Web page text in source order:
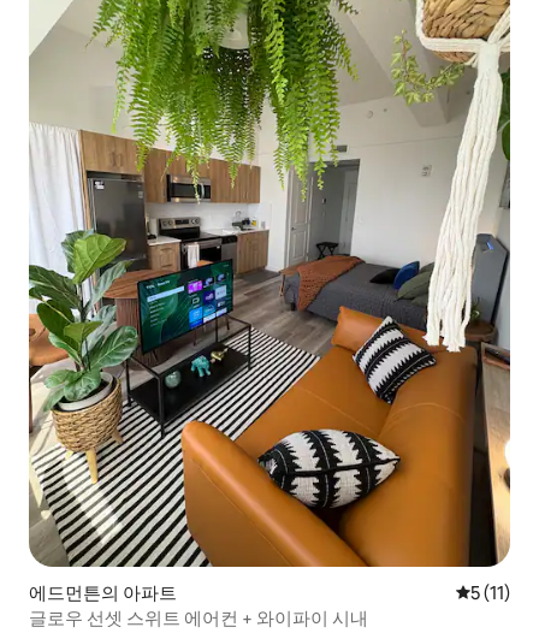
에드먼튼의 아파트 평점 5점
5 (11)
글로우 선셋 스위트 에어컨 + 와이파이 시내